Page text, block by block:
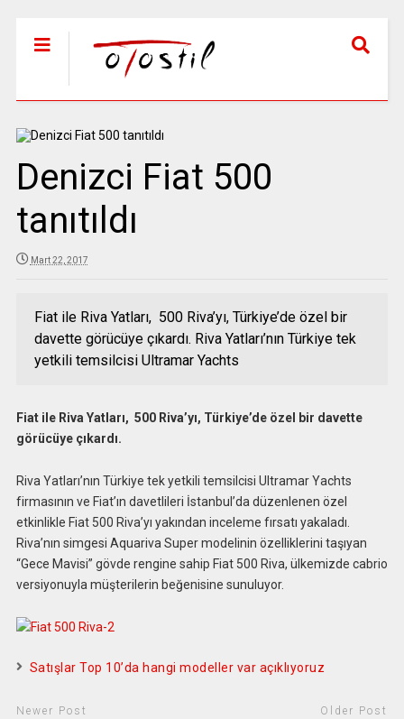
Denizci Fiat 500
tanıtıldı
Mart 22, 2017
Fiat ile Riva Yatları, 500 Riva’yı, Türkiye’de özel bir
davette görücüye çıkardı. Riva Yatları’nın Türkiye tek
yetkili temsilcisi Ultramar Yachts
Fiat ile Riva Yatları, 500 Riva’yı, Türkiye’de özel bir davette
görücüye çıkardı.
Riva Yatları’nın Türkiye tek yetkili temsilcisi Ultramar Yachts
firmasının ve Fiat’ın davetlileri İstanbul’da düzenlenen özel
etkinlikle Fiat 500 Riva’yı yakından inceleme fırsatı yakaladı.
Riva’nın simgesi Aquariva Super modelinin özelliklerini taşıyan
“Gece Mavisi” gövde rengine sahip Fiat 500 Riva, ülkemizde cabrio
versiyonuyla müşterilerin beğenisine sunuluyor.
Satışlar Top 10’da hangi modeller var açıklıyoruz
Newer Post Older Post